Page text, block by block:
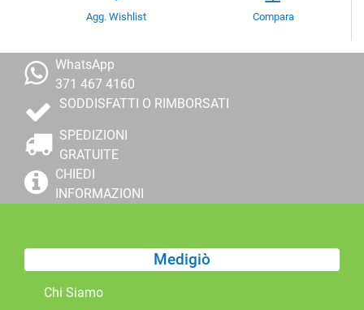
Agg. Wishlist Compara
WhatsApp
371 467 4160
SODDISFATTI O RIMBORSATI
SPEDIZIONI
GRATUITE
CHIEDI
INFORMAZIONI
Medigiò
Chi Siamo